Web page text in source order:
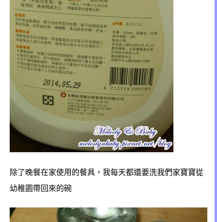
除了晚餐在家使用的餐具，我每天都還要洗我們家寶寶從
幼稚園帶回來的碗